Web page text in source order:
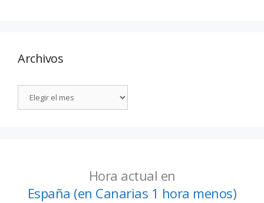
Archivos
Hora actual en
España (en Canarias 1 hora menos)